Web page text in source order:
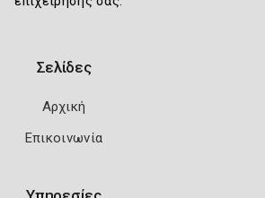
Σελίδες
Αρχική
Επικοινωνία